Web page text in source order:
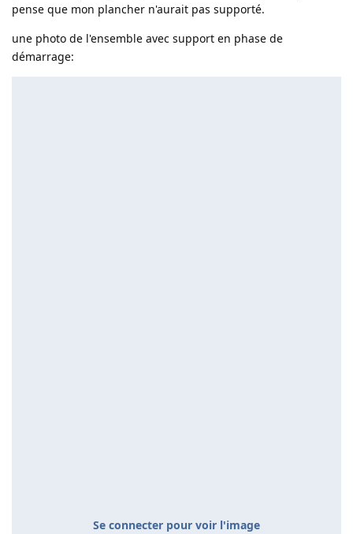
pense que mon plancher n'aurait pas supporté.
une photo de l'ensemble avec support en phase de
démarrage:
Se connecter pour voir l'image